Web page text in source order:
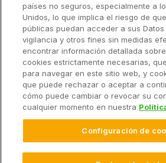
Soluciones
Recursos
Empresa
© 2026 Climate LLC. Reservados
países no seguros, especialmente a
Unidos, lo que implica el riesgo de
públicas puedan acceder a sus
vigilancia y otros fines sin medidas
encontrar información detallada
cookies estrictamente necesarias,
para navegar en este sitio web, y
que puede rechazar o aceptar a
cómo puede cambiar o revocar su
cualquier momento en nuestra
Configuración de